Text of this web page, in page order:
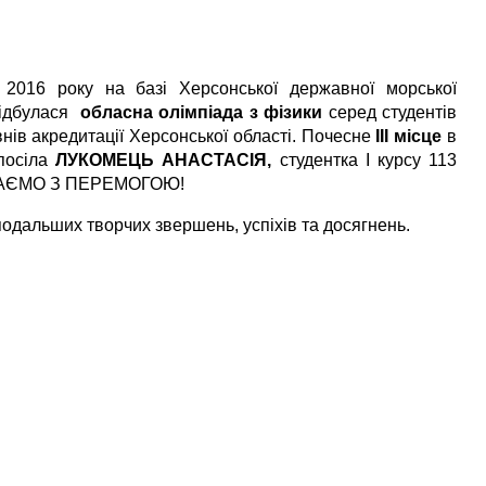
2016 року на базі Херсонської державної морської
обласна олімпіада з фізики серед студентів
акредитації Херсонської області. Почесне
ІІІ місце в
ЛУКОМЕЦЬ АНАСТАСІЯ, студентка І курсу 113
З ПЕРЕМОГОЮ!
творчих звершень, успіхів та досягнень.